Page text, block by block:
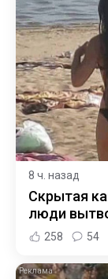
8 ч. назад
Скрытая
люди
258 54